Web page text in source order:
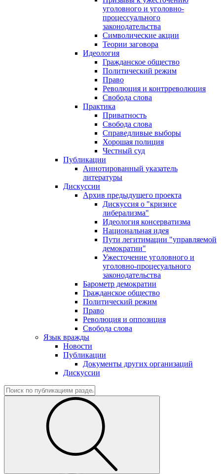
уголовного и уголовно-
процессуального
законодательства
Символические акции
Теории заговора
Идеология
Гражданское общество
Политический режим
Право
Революция и контрреволюция
Свобода слова
Практика
Приватность
Свобода слова
Справедливые выборы
Хорошая полиция
Честный суд
Публикации
Аннотированный указатель
литературы
Дискуссии
Архив предыдущего проекта
Дискуссия о "кризисе
либерализма"
Идеология консерватизма
Национальная идея
Пути легитимации "управляемой
демократии"
Ужесточение уголовного и
уголовно-процесуального
законодательства
Барометр демократии
Гражданское общество
Политический режим
Право
Революция и оппозиция
Свобода слова
Язык вражды
Новости
Публикации
Документы других организаций
Дискуссии